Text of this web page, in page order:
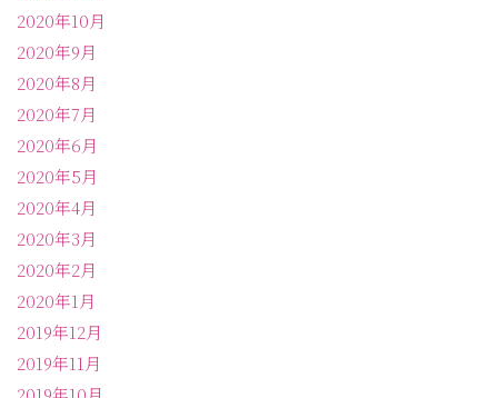
2020年10月
2020年9月
2020年8月
2020年7月
2020年6月
2020年5月
2020年4月
2020年3月
2020年2月
2020年1月
2019年12月
2019年11月